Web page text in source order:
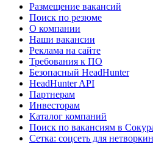
Размещение вакансий
Поиск по резюме
О компании
Наши вакансии
Реклама на сайте
Требования к ПО
Безопасный HeadHunter
HeadHunter API
Партнерам
Инвесторам
Каталог компаний
Поиск по вакансиям в
Сетка: соцсеть для